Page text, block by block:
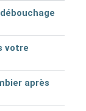
votre
après